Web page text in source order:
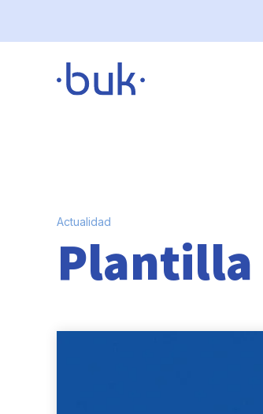
Actualidad
Plantilla